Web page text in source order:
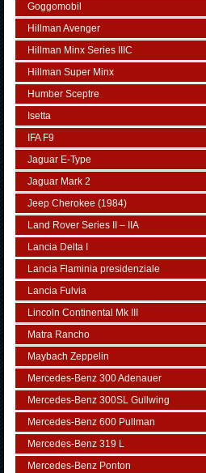
Goggomobil
Hillman Avenger
Hillman Minx Series IIIC
Hillman Super Minx
Humber Sceptre
Isetta
IFA F9
Jaguar E-Type
Jaguar Mark 2
Jeep Cherokee (1984)
Land Rover Series II – IIA
Lancia Delta I
Lancia Flaminia presidenziale
Lancia Fulvia
Lincoln Continental Mk III
Matra Rancho
Maybach Zeppelin
Mercedes-Benz 300 Adenauer
Mercedes-Benz 300SL Gullwing
Mercedes-Benz 600 Pullman
Mercedes-Benz 319 L
Mercedes-Benz Ponton